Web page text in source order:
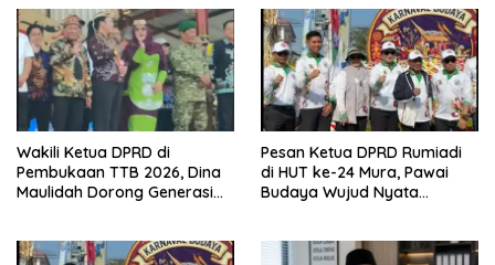
Wakili Ketua DPRD di
Pembukaan TTB 2026, Dina
Maulidah Dorong Generasi
Pesan Ketua DPRD Rumiadi
di HUT ke-24 Mura, Pawai
Budaya Wujud Nyata